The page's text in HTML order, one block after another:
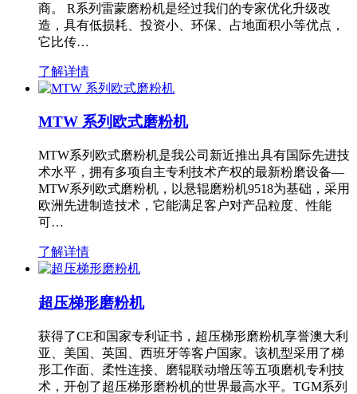
商。 R系列雷蒙磨粉机是经过我们的专家优化升级改
造，具有低损耗、投资小、环保、占地面积小等优点，
它比传…
了解详情
MTW 系列欧式磨粉机
MTW系列欧式磨粉机是我公司新近推出具有国际先进技
术水平，拥有多项自主专利技术产权的最新粉磨设备—
MTW系列欧式磨粉机，以悬辊磨粉机9518为基础，采用
欧洲先进制造技术，它能满足客户对产品粒度、性能
可…
了解详情
超压梯形磨粉机
获得了CE和国家专利证书，超压梯形磨粉机享誉澳大利
亚、美国、英国、西班牙等客户国家。该机型采用了梯
形工作面、柔性连接、磨辊联动增压等五项磨机专利技
术，开创了超压梯形磨粉机的世界最高水平。TGM系列